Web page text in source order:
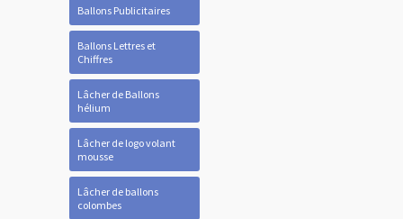
Ballons Publicitaires
Ballons Lettres et
Chiffres
Lâcher de Ballons
hélium
Lâcher de logo volant
mousse
Lâcher de ballons
colombes